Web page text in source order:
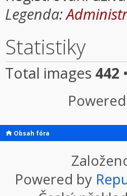
Legenda:
Statistiky
Total images 442
Obsah fóra
Powered by